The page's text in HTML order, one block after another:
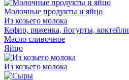
Молочные продукты и яйцо
Из козьего молока
Кефир, ряженка, йогурты, коктейли
Масло сливочное
Яйцо
Из козьего молока